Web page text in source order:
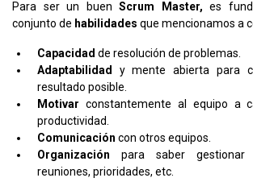
Para ser un buenScrum Master, es
conjunto de habilidades que mencionamos a
Capacidad de resolución de problemas.
Adaptabilidad y mente abierta para
resultado posible.
Motivar constantemente al equipo a
productividad.
Comunicación con otros equipos.
Organización para saber gestionar
reuniones, prioridades, etc.